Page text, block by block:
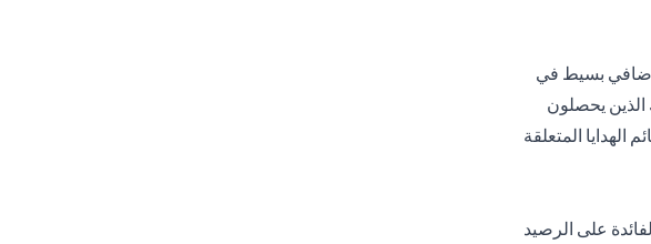
إضافي بسيط في
الذين يحصلون
المتعلقة
على الرصيد